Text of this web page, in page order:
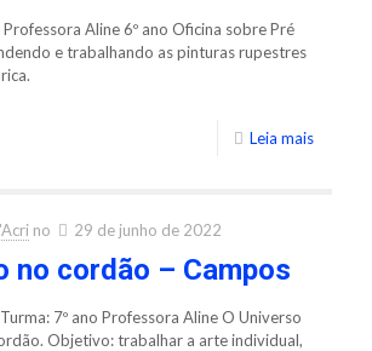
Aline 6º ano Oficina sobre Pré
e trabalhando as pinturas rupestres
Leia mais
no 29 de junho de 2022
no cordão – Campos
7º ano Professora Aline O Universo
Objetivo: trabalhar a arte individual,